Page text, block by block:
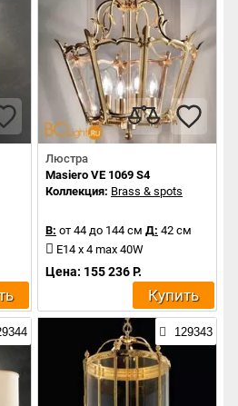
Люстра
Masiero VE 1069 S4
Коллекция: Brass & spots
В: от 44 до 144 см Д: 42 см
E14 x 4 max 40W
Цена: 155 236 Р.
Купить
129343